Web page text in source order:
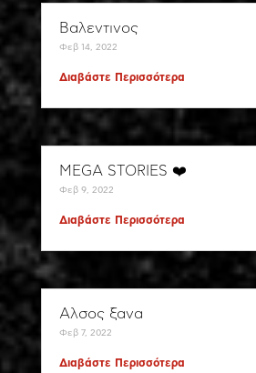
Βαλεντινος
Φεβ 14, 2022
Διαβάστε Περισσότερα
MEGA STORIES ❤️
Φεβ 9, 2022
Διαβάστε Περισσότερα
Αλσος ξανα
Φεβ 7, 2022
Διαβάστε Περισσότερα